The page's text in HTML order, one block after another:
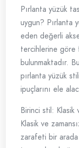
Pırlanta yüzük
uygun? Pırlanta
eden değerli
tercihlerine göre
bulunmaktadır.
pırlanta yüzük
ipuçlarını ele
Birinci stil: Klasik
Klasik ve
zarafeti bir